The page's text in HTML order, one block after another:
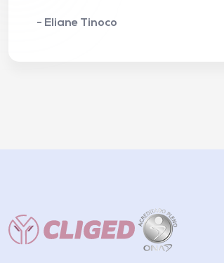
- Eliane Tinoco